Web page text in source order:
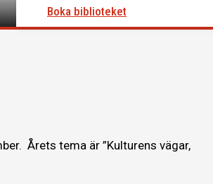
Boka biblioteket
Årets tema är ”Kulturens vägar,